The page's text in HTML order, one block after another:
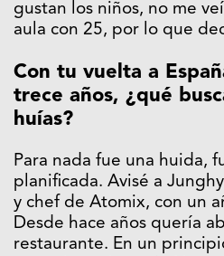
gustan los niños, no me
aula con 25, por lo que
Con tu vuelta a
trece años, ¿qué
huías?
Para nada fue una huida,
planificada. Avisé a
y chef de Atomix, con un
Desde hace años quería
restaurante. En un